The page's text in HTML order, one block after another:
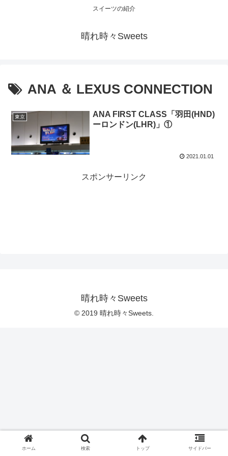
スイーツの紹介
晴れ時々Sweets
ANA ＆ LEXUS CONNECTION
東京
ANA FIRST CLASS「羽田(HND)
ーロンドン(LHR)」①
2021.01.01
スポンサーリンク
晴れ時々Sweets
© 2019 晴れ時々Sweets.
ホーム 検索 トップ サイドバー